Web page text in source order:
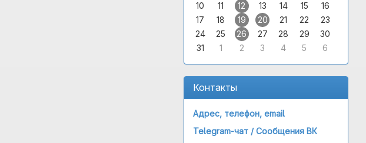
10
11 12 13 14 15
16
17
18 19 20 21 22
23
24
25 26 27 28 29
30
31
1 2 3 4 5 6
Контакты
Адрес, телефон, email
Telegram-чат /Сообщения ВК